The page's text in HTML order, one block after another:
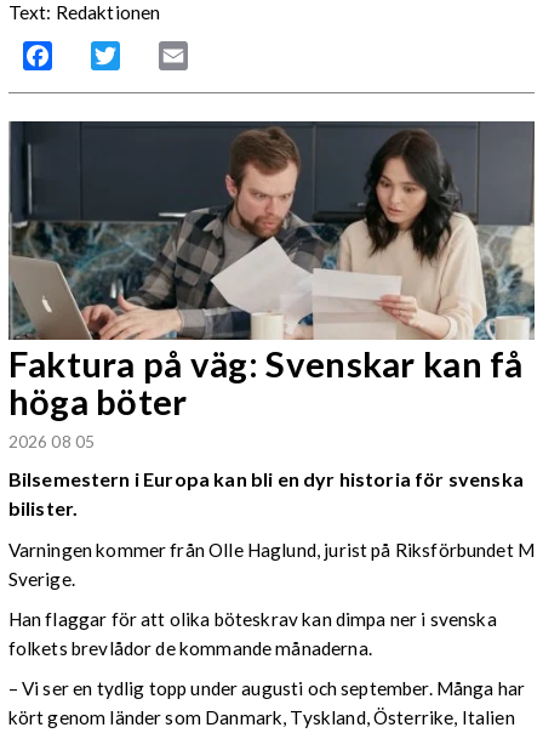
Text: Redaktionen
Facebook Twitter
Faktura på väg: Svenskar kan få
höga böter
2026 08 05
Bilsemestern i Europa kan bli en dyr historia för svenska
bilister.
Varningen kommer från Olle Haglund, jurist på Riksförbundet M
Sverige.
Han flaggar för att olika böteskrav kan dimpa ner i svenska
folkets brevlådor de kommande månaderna.
– Vi ser en tydlig topp under augusti och september. Många har
kört genom länder som Danmark, Tyskland, Österrike, Italien